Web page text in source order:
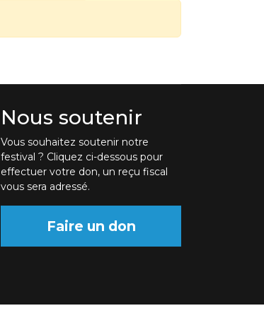
Nous soutenir
Vous souhaitez soutenir notre
festival ? Cliquez ci-dessous pour
effectuer votre don, un reçu fiscal
vous sera adressé.
Faire un don